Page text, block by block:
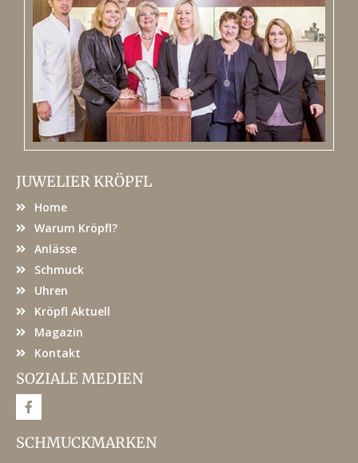
JUWELIER KRÖPFL
Home
Warum Kröpfl?
Anlässe
Schmuck
Uhren
Kröpfl Aktuell
Magazin
Kontakt
SOZIALE MEDIEN
F
a
e
b
SCHMUCKMARKEN